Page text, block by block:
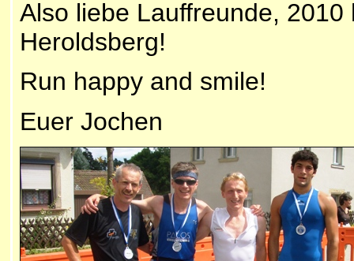
Also liebe Lauffreunde,
Heroldsberg!
Run happy and smile!
Euer Jochen